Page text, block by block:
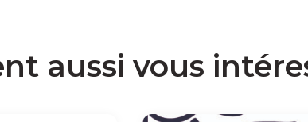
aussi vous